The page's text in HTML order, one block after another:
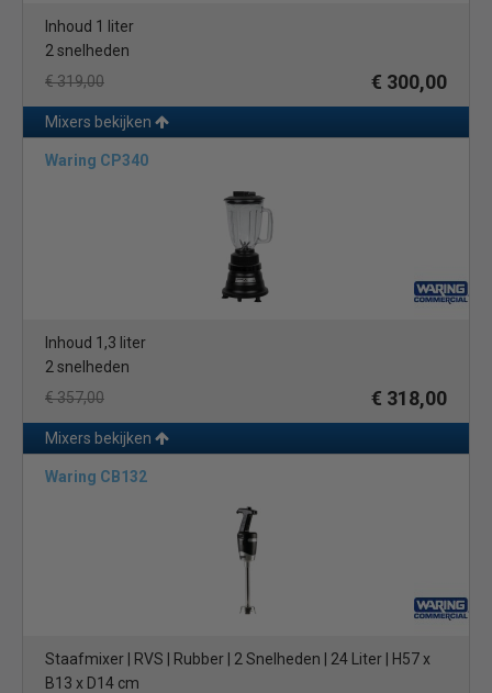
Inhoud 1 liter
2 snelheden
€ 319,00
€ 300,00
Mixers bekijken
Waring CP340
Inhoud 1,3 liter
2 snelheden
€ 357,00
€ 318,00
Mixers bekijken
Waring CB132
Staafmixer | RVS | Rubber | 2 Snelheden | 24 Liter | H57 x
B13 x D14 cm